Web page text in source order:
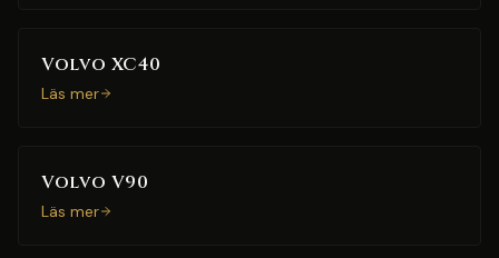
Volvo XC40
Läs mer
Volvo V90
Läs mer